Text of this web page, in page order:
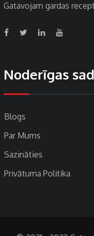
Gatavojam gardas
Noderīgas
Blogs
Par Mums
Sazināties
Privātuma Politika